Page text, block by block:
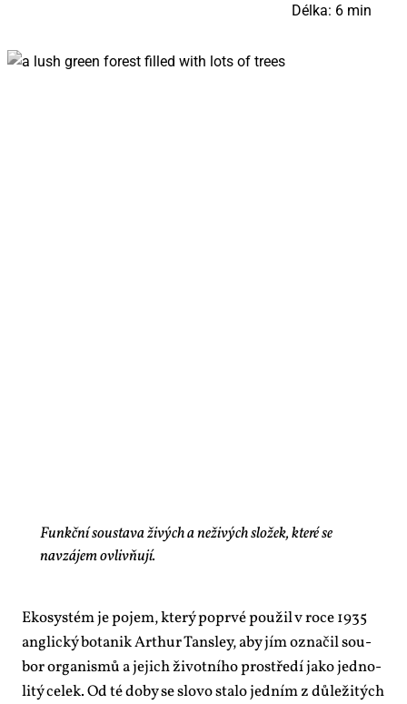
Délka: 6 min
Funkční soustava živých a neživých složek, které se
navzájem ovlivňují.
Eko­sys­tém je po­jem, kte­rý po­pr­vé po­u­žil v ro­ce 1935
an­g­lic­ký bo­ta­nik Arthur Tansley, aby jím ozna­čil sou­
bor or­ga­nis­mů a je­jich ži­vot­ní­ho pro­stře­dí ja­ko jed­no­
li­tý ce­lek. Od té do­by se slo­vo sta­lo jed­ním z dů­le­ži­tých